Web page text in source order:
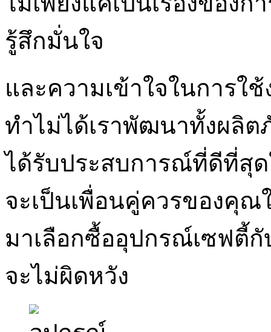
รู้สึกมั่นใจ
และความเข้าใจในการใ
ทำไม่ได้เราพัฒนาทั้งผลิ
ได้รับประสบการณ์ที่ดีที่สุด
จะเป็นเพื่อนคู่ควรของคุ
มาเลือกซื้ออุปกรณ์เซฟตี้
จะไม่ผิดหวัง